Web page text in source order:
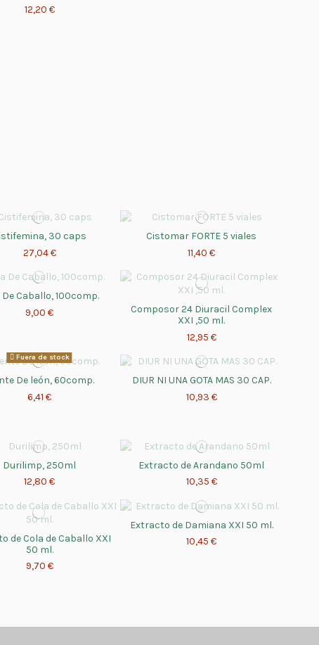
12,20 €
30 caps
27,04 €
Cistomar FORTE 5 viales
11,40 €
De Caballo, 100comp.
9,00 €
Composor 24 Diuracil Complex
XXI ,50 ml.
12,95 €
Fuera de stock
De león, 60comp.
6,41 €
DIUR NI UNA GOTA MAS 30 CAP.
10,93 €
Durilimp, 250ml
12,80 €
Extracto de Arandano 50ml
10,35 €
de Cola de Caballo XXI
50 ml.
9,70 €
Extracto de Damiana XXI 50 ml.
10,45 €